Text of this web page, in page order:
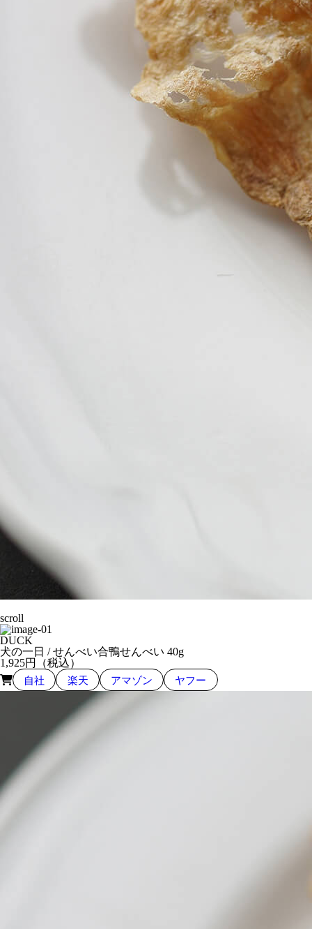
scroll
DUCK
犬の一日 / せんべい合鴨せんべい 40g
1,925円（税込）
自社
楽天 アマゾン ヤフー